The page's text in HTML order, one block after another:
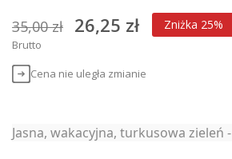
35,00 zł 26,25 zł Zniżka 25%
Brutto
Cena nie uległa zmianie
Jasna, wakacyjna, turkusowa zieleń -